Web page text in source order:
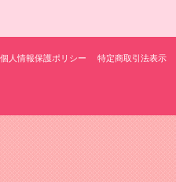
個人情報保護ポリシー 特定商取引法表示